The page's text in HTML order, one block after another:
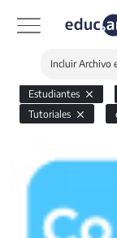
Incluir Archivo
Estudiantes
Tutoriales